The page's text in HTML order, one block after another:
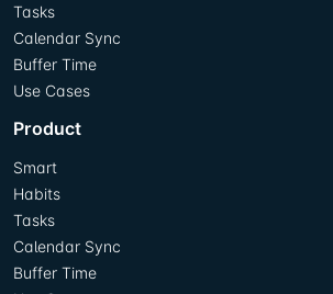
Tasks
Calendar Sync
Buffer Time
Use Cases
Product
Smart
Habits
Tasks
Calendar Sync
Buffer Time